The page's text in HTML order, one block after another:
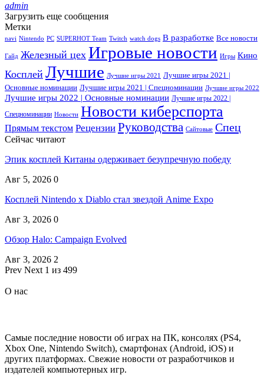
admin
Загрузить еще сообщения
Метки
navi Nintendo PC SUPERHOT Team Twitch watch dogs В разработке Все новости
Гайд Железный цех Игровые новости Игры Кино
Косплей Лучшие Лучшие игры 2021
Лучшие игры 2021 |
Основные номинации Лучшие игры 2021 | Спецноминации Лучшие игры 2022
Лучшие игры 2022 | Основные номинации Лучшие игры 2022 |
Спецноминации Новости Новости киберспорта
Прямым текстом Рецензии Руководства Сайтовые Спец
Сейчас читают
Эпик косплей Китаны одерживает безупречную победу
Авг 5, 2026 0
Косплей Nintendo x Diablo стал звездой Anime Expo
Авг 3, 2026 0
Обзор Halo: Campaign Evolved
Авг 3, 2026 2
Prev Next 1 из 499
О нас
Самые последние новости об играх на ПК, консолях (PS4,
Xbox One, Nintendo Switch), смартфонах (Android, iOS) и
других платформах. Свежие новости от разработчиков и
издателей компьютерных игр.